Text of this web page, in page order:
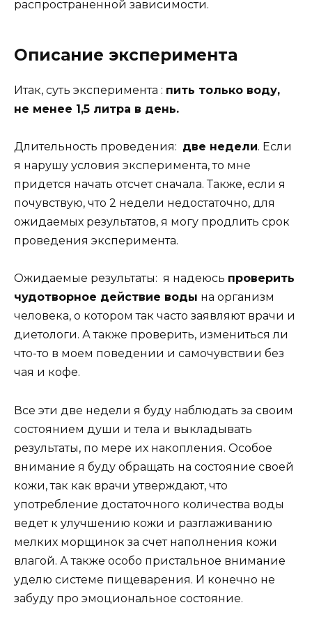
распространенной зависимости.
Описание эксперимента
Итак, суть эксперимента : пить только воду,
не менее 1,5 литра в день.
Длительность проведения: две недели. Если
я нарушу условия эксперимента, то мне
придется начать отсчет сначала. Также, если я
почувствую, что 2 недели недостаточно, для
ожидаемых результатов, я могу продлить срок
проведения эксперимента.
Ожидаемые результаты: я надеюсь проверить
чудотворное действие воды на организм
человека, о котором так часто заявляют врачи и
диетологи. А также проверить, измениться ли
что-то в моем поведении и самочувствии без
чая и кофе.
Все эти две недели я буду наблюдать за своим
состоянием души и тела и выкладывать
результаты, по мере их накопления. Особое
внимание я буду обращать на состояние своей
кожи, так как врачи утверждают, что
употребление достаточного количества воды
ведет к улучшению кожи и разглаживанию
мелких морщинок за счет наполнения кожи
влагой. А также особо пристальное внимание
уделю системе пищеварения. И конечно не
забуду про эмоциональное состояние.